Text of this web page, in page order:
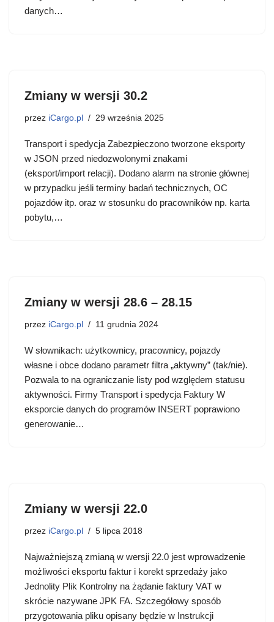
danych…
Zmiany w wersji 30.2
przez iCargo.pl 29 września 2025
Transport i spedycja Zabezpieczono tworzone eksporty
w JSON przed niedozwolonymi znakami
(eksport/import relacji). Dodano alarm na stronie głównej
w przypadku jeśli terminy badań technicznych, OC
pojazdów itp. oraz w stosunku do pracowników np. karta
pobytu,…
Zmiany w wersji 28.6 – 28.15
przez iCargo.pl 11 grudnia 2024
W słownikach: użytkownicy, pracownicy, pojazdy
własne i obce dodano parametr filtra „aktywny” (tak/nie).
Pozwala to na ograniczanie listy pod względem statusu
aktywności. Firmy Transport i spedycja Faktury W
eksporcie danych do programów INSERT poprawiono
generowanie…
Zmiany w wersji 22.0
przez iCargo.pl 5 lipca 2018
Najważniejszą zmianą w wersji 22.0 jest wprowadzenie
możliwości eksportu faktur i korekt sprzedaży jako
Jednolity Plik Kontrolny na żądanie faktury VAT w
skrócie nazywane JPK FA. Szczegółowy sposób
przygotowania pliku opisany będzie w Instrukcji